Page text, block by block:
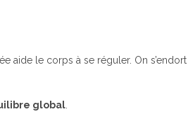
aide le corps à se réguler. On s’endort
global